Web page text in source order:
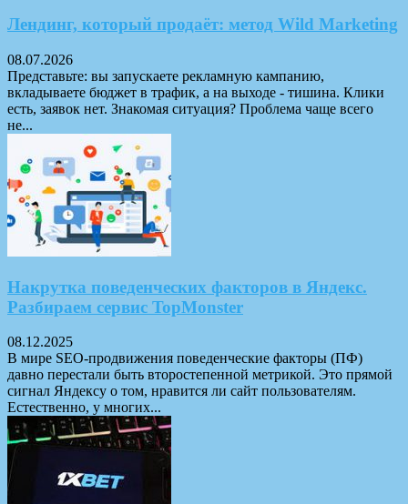
Лендинг, который продаёт: метод Wild Marketing
08.07.2026
Представьте: вы запускаете рекламную кампанию,
вкладываете бюджет в трафик, а на выходе - тишина. Клики
есть, заявок нет. Знакомая ситуация? Проблема чаще всего
не...
Накрутка поведенческих факторов в Яндекс.
Разбираем сервис TopMonster
08.12.2025
В мире SEO-продвижения поведенческие факторы (ПФ)
давно перестали быть второстепенной метрикой. Это прямой
сигнал Яндексу о том, нравится ли сайт пользователям.
Естественно, у многих...